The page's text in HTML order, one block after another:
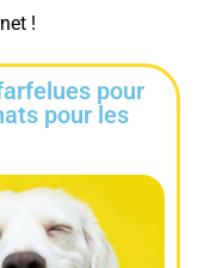
!
pour
pour les